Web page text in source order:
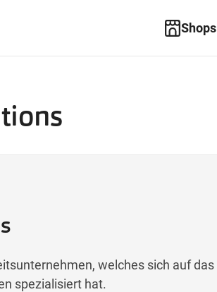
Shops
welches sich auf das
spezialisiert hat.